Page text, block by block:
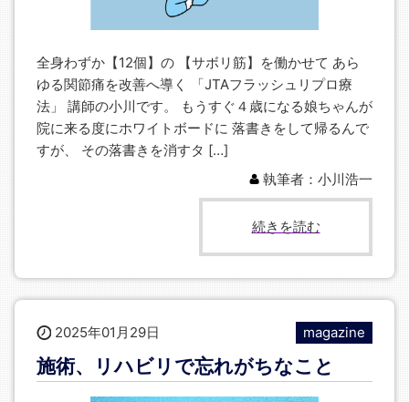
全身わずか【12個】の 【サボリ筋】を働かせて あら
ゆる関節痛を改善へ導く 「JTAフラッシュリプロ療
法」 講師の小川です。 もうすぐ４歳になる娘ちゃんが
院に来る度にホワイトボードに 落書きをして帰るんで
すが、 その落書きを消すタ […]
執筆者：小川浩一
続きを読む
2025年01月29日 magazine
施術、リハビリで忘れがちなこと